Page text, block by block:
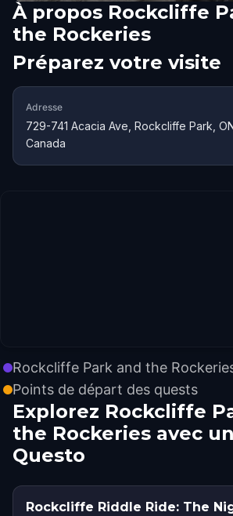
À propos Rockcliffe
the Rockeries
Préparez votre visite
Adresse
729-741 Acacia Ave, Rockcliffe Park,
Canada
Rockcliffe Park and the
Points de départ des quests
Explorez Rockcliffe
the Rockeries avec
Questo
Rockcliffe Riddle Ride: The